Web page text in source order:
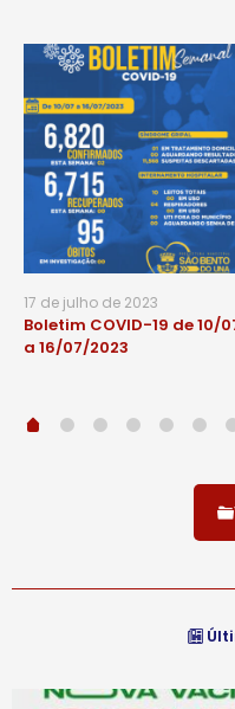
17 de julho de 2023
Boletim COVID-19 de 10/
a 16/07/2023